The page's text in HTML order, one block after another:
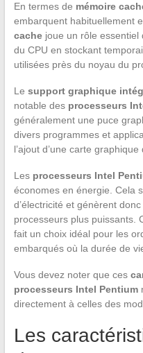
En termes de mémoire
embarquent habituellement
cachejoue un rôle essentiel
du CPU en stockant
utilisées près du noyau du
Le support graphique
notable des processeurs
généralement une puce
divers programmes et
l’ajout d’une carte graphique
Les processeurs Intel
économes en énergie. Cela
d’électricité et génèrent
processeurs plus puissants.
fait un choix idéal pour les
embarqués où la durée de
Vous devez noter que ces
processeurs Intel Pentium
directement à celles des
Les